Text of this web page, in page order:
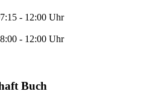
- 12:00 Uhr
- 12:00 Uhr
Buch